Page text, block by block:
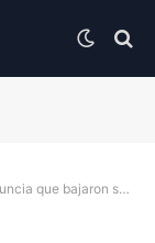
su beca tras París 2024